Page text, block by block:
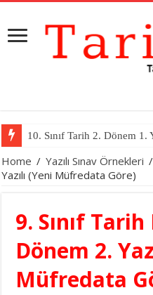
11. Sınıf Tarih 2. Dönem 1.
Home / Yazılı Sınav Örnekleri /
Yazılı (Yeni Müfredata Göre)
9. Sınıf
Dönem 2.
Müfredata